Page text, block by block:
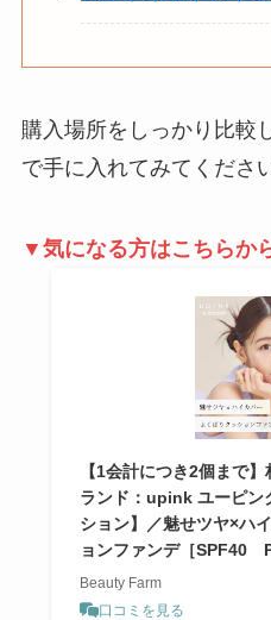
購入場所をしっかり比較
で手に入れてみてくださ
▼気になる方はこちらか
【1会計につき2個まで
ランド：upink ユーピン
ション】／魅せツヤ×ハ
ョンファンデ［SPF40
Beauty Farm
口コミを見る